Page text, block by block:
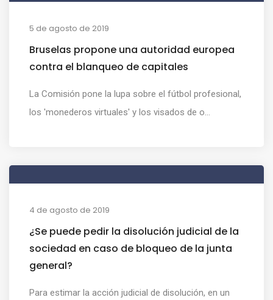
5 de agosto de 2019
Bruselas propone una autoridad europea
contra el blanqueo de capitales
La Comisión pone la lupa sobre el fútbol profesional,
los 'monederos virtuales' y los visados de o...
4 de agosto de 2019
¿Se puede pedir la disolución judicial de la
sociedad en caso de bloqueo de la junta
general?
Para estimar la acción judicial de disolución, en un